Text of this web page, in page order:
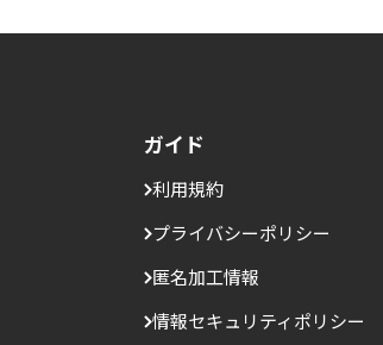
ガイド
利用規約
プライバシーポリシー
匿名加工情報
情報セキュリティポリシー